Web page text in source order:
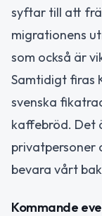
syftar till att
migrationens
som också är
Samtidigt firas
svenska
kaffebröd. Det
privatpersoner
bevara vårt
Kommande